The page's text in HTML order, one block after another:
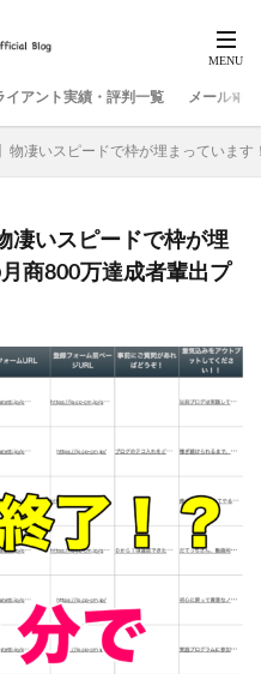
イアント実績・評判一覧 メールマ
物凄いスピードで枠が埋まっていま
凄いスピードで枠が埋
商800万達成者輩出プ